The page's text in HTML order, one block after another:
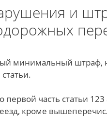
и
минимальный штраф,
первой часть статьи
кроме